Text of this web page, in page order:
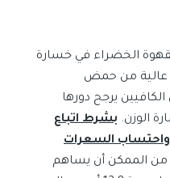
الخضراء في خسارة
عالية من حمض
يرجح دورها
الوزن. بشرط اتباع
واحتساب السعرات
من الممكن أن يساهم